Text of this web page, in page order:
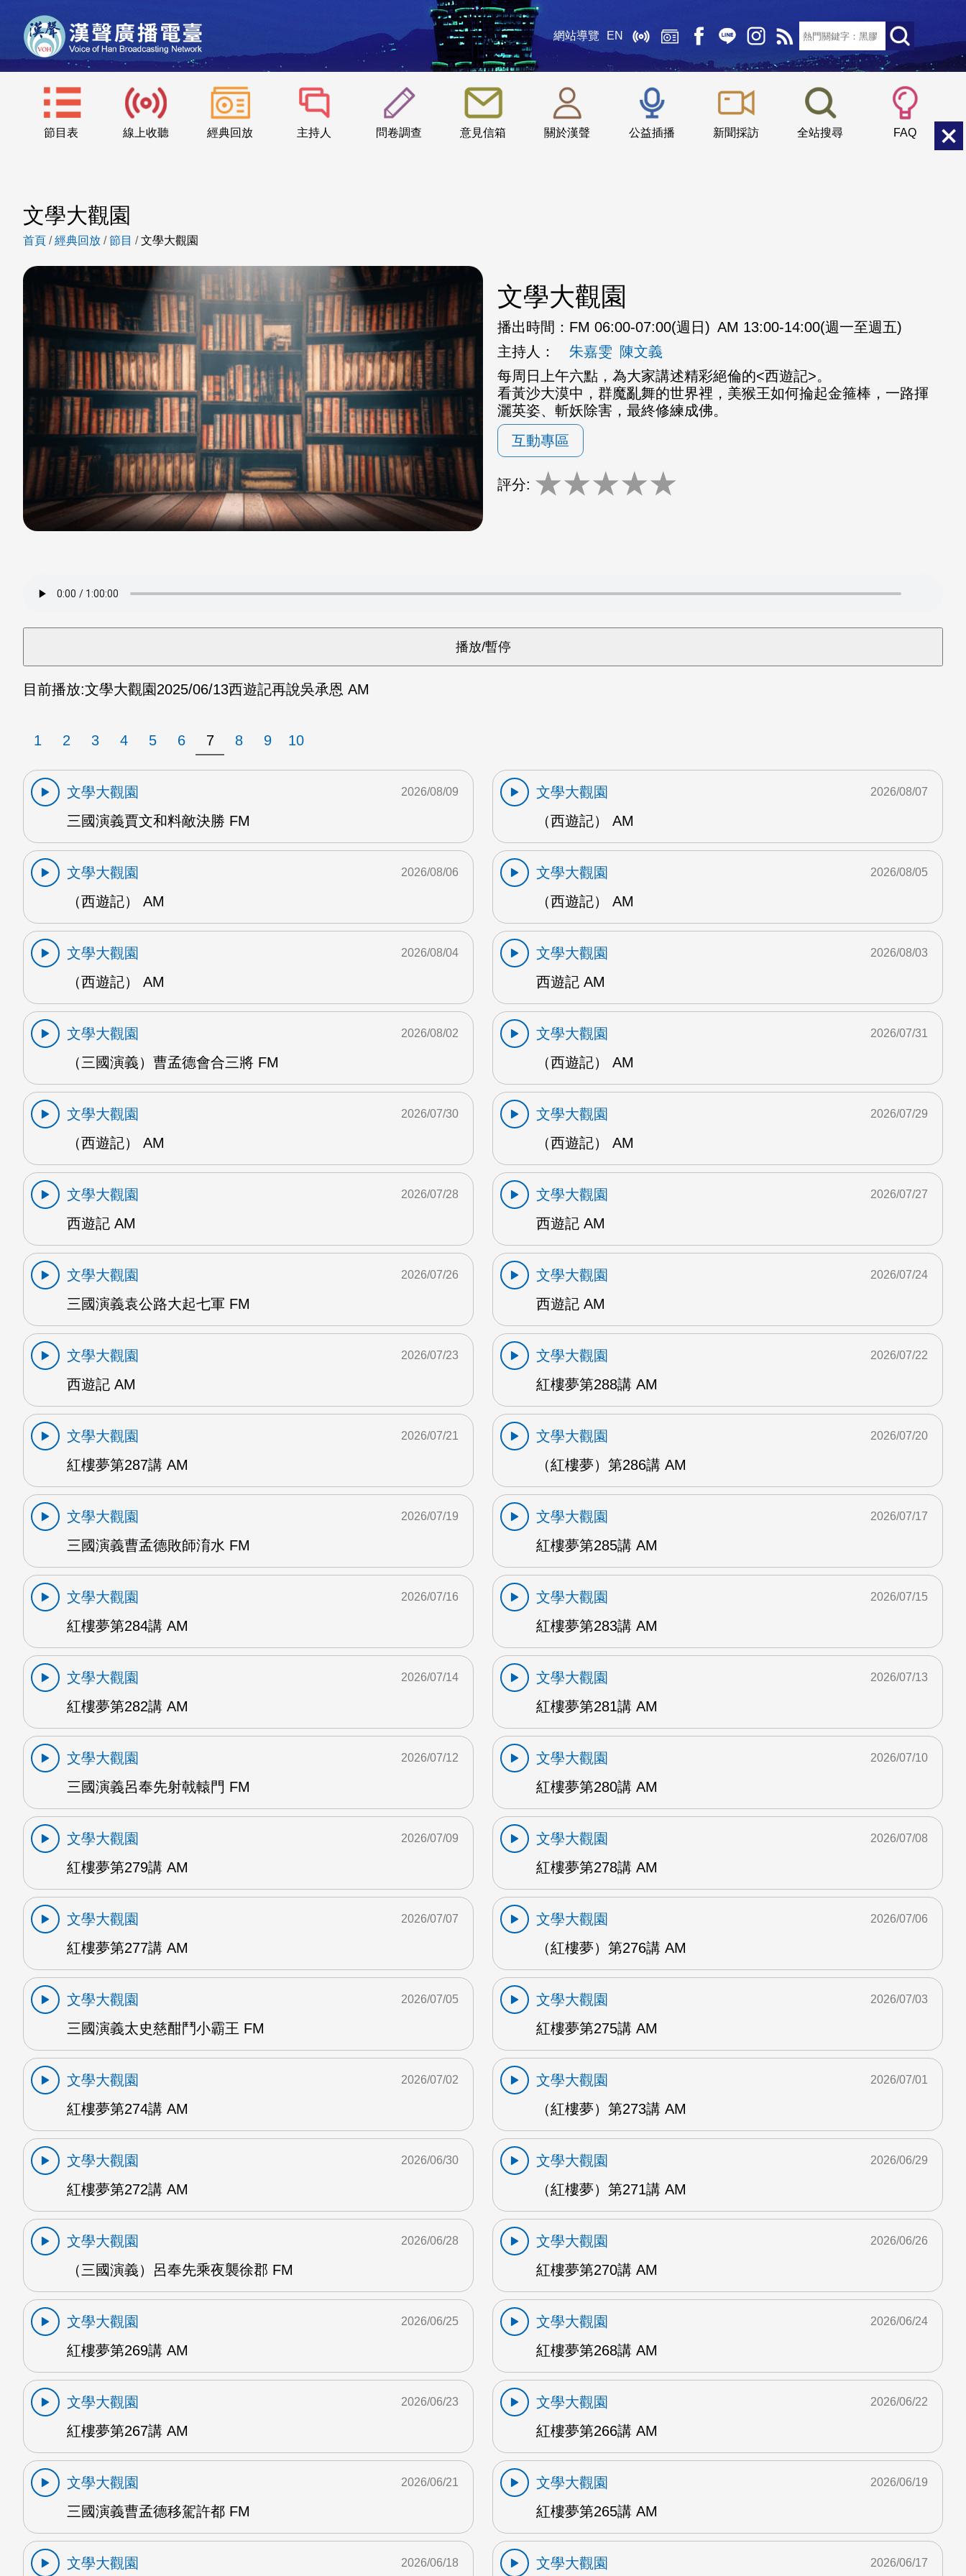
網站導覽 EN
節目表 線上收聽 經典回放 主持人 問卷調查 意見信箱 關於漢聲 公益插播 新聞採訪 全站搜尋 FAQ
::: 小 中
文學大觀園
首頁 /經典回放 /節目 /文學大觀園
文學大觀園
播出時間： FM 06:00-07:00(週日) AM 13:00-14:00(週一至週五)
主持人：
朱嘉雯 陳文義
每周日上午六點，為大家講述精彩絕倫的<西遊記>。
看黃沙大漠中，群魔亂舞的世界裡，美猴王如何掄起金箍棒，一路揮
灑英姿、斬妖除害，最終修練成佛。
互動專區
評分: ★★★★★
目前播放:文學大觀園2025/06/13西遊記再說吳承恩 AM
1 2 3 4 5 6 7 8 9 10
文學大觀園
三國演義賈文和料敵決勝 FM
2026/08/09
文學大觀園
（西遊記） AM
2026/08/07
文學大觀園
（西遊記） AM
2026/08/06
文學大觀園
（西遊記） AM
2026/08/05
文學大觀園
（西遊記） AM
2026/08/04
文學大觀園
西遊記 AM
2026/08/03
文學大觀園
（三國演義）曹孟德會合三將 FM
2026/08/02
文學大觀園
（西遊記） AM
2026/07/31
文學大觀園
（西遊記） AM
2026/07/30
文學大觀園
（西遊記） AM
2026/07/29
文學大觀園
西遊記 AM
2026/07/28
文學大觀園
西遊記 AM
2026/07/27
文學大觀園
三國演義袁公路大起七軍 FM
2026/07/26
文學大觀園
西遊記 AM
2026/07/24
文學大觀園
西遊記 AM
2026/07/23
文學大觀園
紅樓夢第288講 AM
2026/07/22
文學大觀園
紅樓夢第287講 AM
2026/07/21
文學大觀園
（紅樓夢）第286講 AM
2026/07/20
文學大觀園
三國演義曹孟德敗師淯水 FM
2026/07/19
文學大觀園
紅樓夢第285講 AM
2026/07/17
文學大觀園
紅樓夢第284講 AM
2026/07/16
文學大觀園
紅樓夢第283講 AM
2026/07/15
文學大觀園
紅樓夢第282講 AM
2026/07/14
文學大觀園
紅樓夢第281講 AM
2026/07/13
文學大觀園
三國演義呂奉先射戟轅門 FM
2026/07/12
文學大觀園
紅樓夢第280講 AM
2026/07/10
文學大觀園
紅樓夢第279講 AM
2026/07/09
文學大觀園
紅樓夢第278講 AM
2026/07/08
文學大觀園
紅樓夢第277講 AM
2026/07/07
文學大觀園
（紅樓夢）第276講 AM
2026/07/06
文學大觀園
三國演義太史慈酣鬥小霸王 FM
2026/07/05
文學大觀園
紅樓夢第275講 AM
2026/07/03
文學大觀園
紅樓夢第274講 AM
2026/07/02
文學大觀園
（紅樓夢）第273講 AM
2026/07/01
文學大觀園
紅樓夢第272講 AM
2026/06/30
文學大觀園
（紅樓夢）第271講 AM
2026/06/29
文學大觀園
（三國演義）呂奉先乘夜襲徐郡 FM
2026/06/28
文學大觀園
紅樓夢第270講 AM
2026/06/26
文學大觀園
紅樓夢第269講 AM
2026/06/25
文學大觀園
紅樓夢第268講 AM
2026/06/24
文學大觀園
紅樓夢第267講 AM
2026/06/23
文學大觀園
紅樓夢第266講 AM
2026/06/22
文學大觀園
三國演義曹孟德移駕許都 FM
2026/06/21
文學大觀園
紅樓夢第265講 AM
2026/06/19
文學大觀園 2026/06/18 文學大觀園 2026/06/17